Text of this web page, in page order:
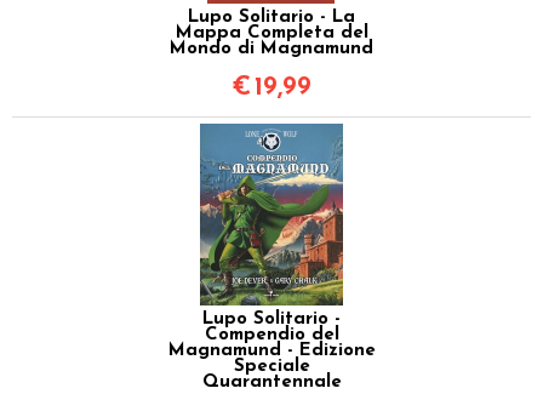
Lupo Solitario - La
Mappa Completa del
Mondo di Magnamund
€ 19,99
Lupo Solitario -
Compendio del
Magnamund - Edizione
Speciale
Quarantennale